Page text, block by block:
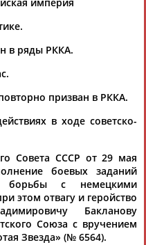
в ряды РККА.
призван в РККА.
в ходе советско-
Совета СССР от 29 мая
боевых заданий
борьбы с немецкими
этом отвагу и геройство
Бакланову
Союза с вручением
Звезда» (№ 6564).